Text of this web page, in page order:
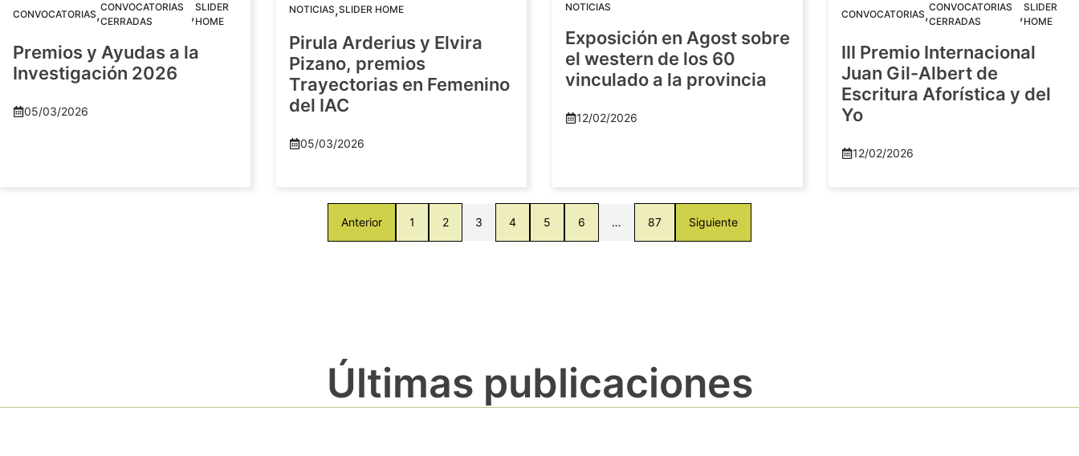
CONVOCATORIAS,CONVOCATORIAS
CERRADAS
,SLIDER
HOME
Premios y Ayudas a la
Investigación 2026
05/03/2026
NOTICIAS,SLIDER HOME
Pirula Arderius y Elvira
Pizano, premios
Trayectorias en Femenino
del IAC
05/03/2026
NOTICIAS
Exposición en Agost sobre
el western de los 60
vinculado a la provincia
12/02/2026
CONVOCATORIAS,CONVOCATORIAS
CERRADAS
,SLIDER
HOME
III Premio Internacional
Juan Gil-Albert de
Escritura Aforística y del
Yo
12/02/2026
Anterior 1 2 3 4 5 6 … 87 Siguiente
Últimas publicaciones